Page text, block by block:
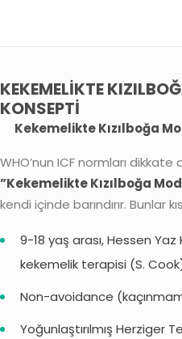
KEKEMELIKTE
KONSEPTI
Kekemelikte Kızılboğa
WHO’nun ICF normları dikkate
”Kekemelikte Kızılboğa
kendi içinde barındırır. Bunlar
9-18 yaş arası, Hessen Yaz
kekemelik terapisi (S.
Non-avoidance
Yoğunlaştırılmış Herziger